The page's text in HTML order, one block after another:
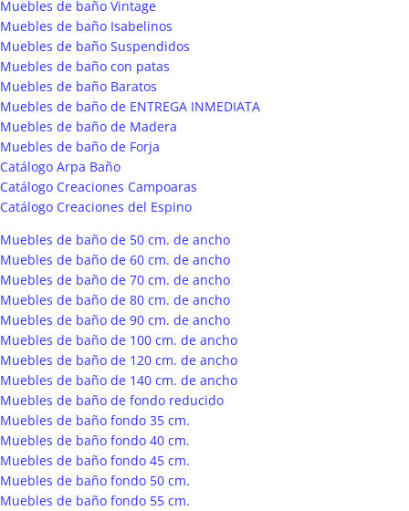
Muebles de baño Vintage
Muebles de baño Isabelinos
Muebles de baño Suspendidos
Muebles de baño con patas
Muebles de baño Baratos
Muebles de baño de ENTREGA INMEDIATA
Muebles de baño de Madera
Muebles de baño de Forja
Catálogo Arpa Baño
Catálogo Creaciones Campoaras
Catálogo Creaciones del Espino
Muebles de baño de 50 cm. de ancho
Muebles de baño de 60 cm. de ancho
Muebles de baño de 70 cm. de ancho
Muebles de baño de 80 cm. de ancho
Muebles de baño de 90 cm. de ancho
Muebles de baño de 100 cm. de ancho
Muebles de baño de 120 cm. de ancho
Muebles de baño de 140 cm. de ancho
Muebles de baño de fondo reducido
Muebles de baño fondo 35 cm.
Muebles de baño fondo 40 cm.
Muebles de baño fondo 45 cm.
Muebles de baño fondo 50 cm.
Muebles de baño fondo 55 cm.